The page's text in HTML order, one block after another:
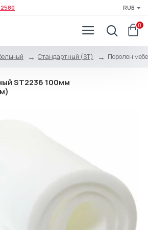
RUB
0
Стандартный (ST) Поролон
ST2236 100мм